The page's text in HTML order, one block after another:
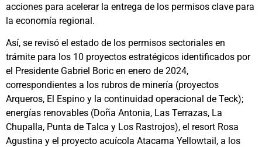
acciones para acelerar la entrega de los permisos clave para
la economía regional.
Así, se revisó el estado de los permisos sectoriales en
trámite para los 10 proyectos estratégicos identificados por
el Presidente Gabriel Boric en enero de 2024,
correspondientes a los rubros de minería (proyectos
Arqueros, El Espino y la continuidad operacional de Teck);
energías renovables (Doña Antonia, Las Terrazas, La
Chupalla, Punta de Talca y Los Rastrojos), el resort Rosa
Agustina y el proyecto acuícola Atacama Yellowtail, a los